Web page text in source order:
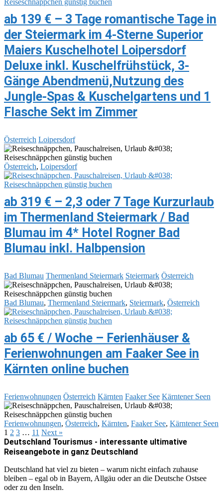
ab 139 € – 3 Tage romantische Tage in
der Steiermark im 4-Sterne Superior
Maiers Kuschelhotel Loipersdorf
Deluxe inkl. Kuschelfrühstück, 3-
Gänge Abendmenü,Nutzung des
Jungle-Spas & Kuschelgartens und 1
Flasche Sekt im Zimmer
Österreich Loipersdorf
Österreich, Loipersdorf
ab 319 € – 2,3 oder 7 Tage Kurzurlaub
im Thermenland Steiermark / Bad
Blumau im 4* Hotel Rogner Bad
Blumau inkl. Halbpension
Bad Blumau Thermenland Steiermark Steiermark Österreich
Bad Blumau, Thermenland Steiermark, Steiermark, Österreich
ab 65 € / Woche – Ferienhäuser &
Ferienwohnungen am Faaker See in
Kärnten online buchen
Ferienwohnungen Österreich Kärnten Faaker See Kärntener Seen
Ferienwohnungen, Österreich, Kärnten, Faaker See, Kärntener Seen
1 2 3 … 11 Next »
Deutschland Tourismus - interessante ultimative
Reiseangebote in ganz Deutschland
Deutschland hat viel zu bieten – warum nicht einfach zuhause
bleiben – egal ob in Bayern, Allgäu oder an die Deutsche Ostsee
oder zu den Inseln.